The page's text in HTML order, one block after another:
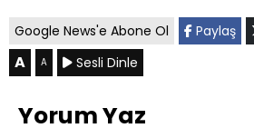
Google News'e Abone Ol Paylaş
A A Sesli Dinle
Yorum Yaz